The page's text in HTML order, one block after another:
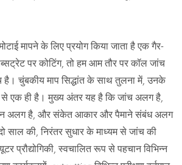
मापने के लिए प्रयोग किया जाता है एक गैर-
पर कोटिंग, तो हम आम तौर पर कॉल जांच
चुंबकीय माप सिद्धांत के साथ तुलना में, उनके
से एक ही है। मुख्य अंतर यह है कि जांच अलग है,
अलग है, और संकेत आकार और पैमाने संबंध अलग
साल की, निरंतर सुधार के माध्यम से जांच की
प्रौद्योगिकी, स्वचालित रूप से पहचान विभिन्न